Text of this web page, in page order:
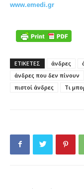
www.emedi.gr
ΕΤΙΚΕΤΕΣ άνδρες
άνδρες που δεν πίνουν
πιστοί άνδρες
Τι